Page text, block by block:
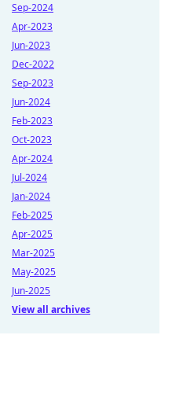
Sep-2024
Apr-2023
Jun-2023
Dec-2022
Sep-2023
Jun-2024
Feb-2023
Oct-2023
Apr-2024
Jul-2024
Jan-2024
Feb-2025
Apr-2025
Mar-2025
May-2025
Jun-2025
View all archives